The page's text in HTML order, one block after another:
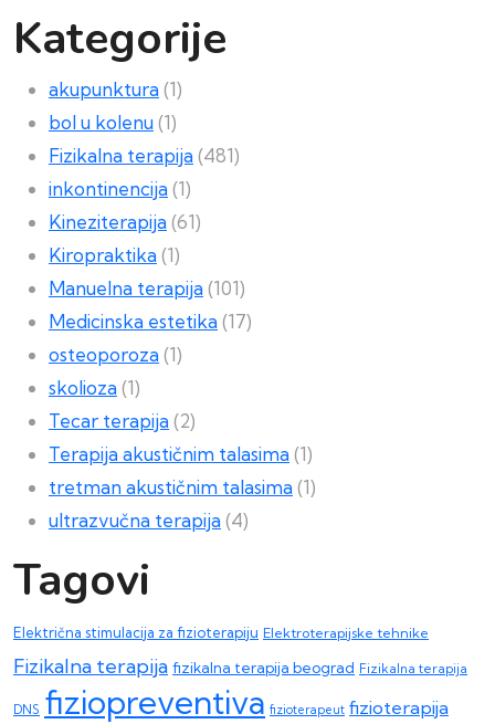
Kategorije
akupunktura (1)
bol u kolenu (1)
Fizikalna terapija (481)
inkontinencija (1)
Kineziterapija (61)
Kiropraktika (1)
Manuelna terapija (101)
Medicinska estetika (17)
osteoporoza (1)
skolioza (1)
Tecar terapija (2)
Terapija akustičnim talasima (1)
tretman akustičnim talasima (1)
ultrazvučna terapija (4)
Tagovi
Električna stimulacija za fizioterapiju Elektroterapijske tehnike
Fizikalna terapija fizikalna terapija beograd Fizikalna terapija
DNS fiziopreventiva fizioterapeut fizioterapija